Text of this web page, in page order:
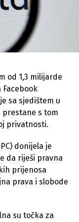
od 1,3 milijarde
sa sjedištem u
prestane s tom
privatnosti.
donijela je
da riješi pravna
prijenosa
prava i slobode
su točka za